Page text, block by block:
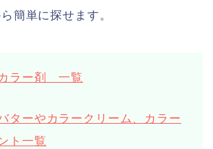
簡単に探せます。
ラー剤 一覧
ターやカラークリーム、カラー
ト一覧